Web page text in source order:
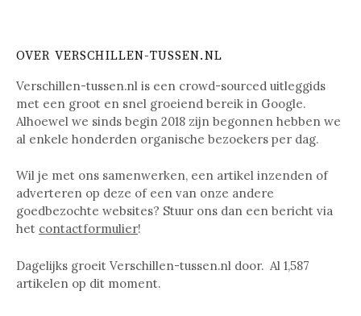
OVER VERSCHILLEN-TUSSEN.NL
Verschillen-tussen.nl is een crowd-sourced uitleggids
met een groot en snel groeiend bereik in Google.
Alhoewel we sinds begin 2018 zijn begonnen hebben we
al enkele honderden organische bezoekers per dag.
Wil je met ons samenwerken, een artikel inzenden of
adverteren op deze of een van onze andere
goedbezochte websites? Stuur ons dan een bericht via
het contactformulier!
Dagelijks groeit Verschillen-tussen.nl door. Al 1,587
artikelen op dit moment.